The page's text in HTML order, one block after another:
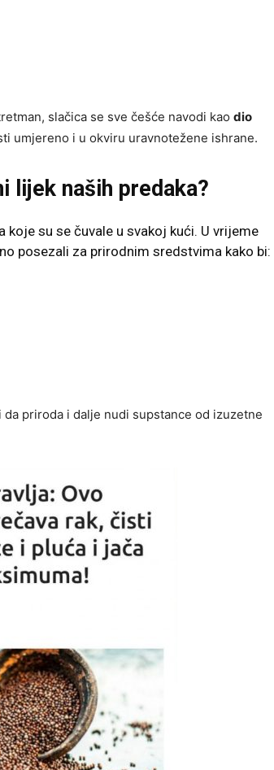
slačica se sve češće navodi kao dio
umjereno i u okviru uravnotežene ishrane.
lijek naših predaka?
su se čuvale u svakoj kući. U vrijeme
posezali za prirodnim sredstvima kako bi:
priroda i dalje nudi supstance od izuzetne